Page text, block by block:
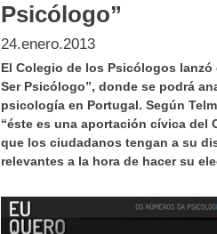
Psicólogo”
24.enero.2013
El Colegio de los Psicólogos lanzó
Ser Psicólogo”, donde se podrá
psicología en Portugal. Según
“éste es una aportación cívica del
que los ciudadanos tengan a su
relevantes a la hora de hacer su